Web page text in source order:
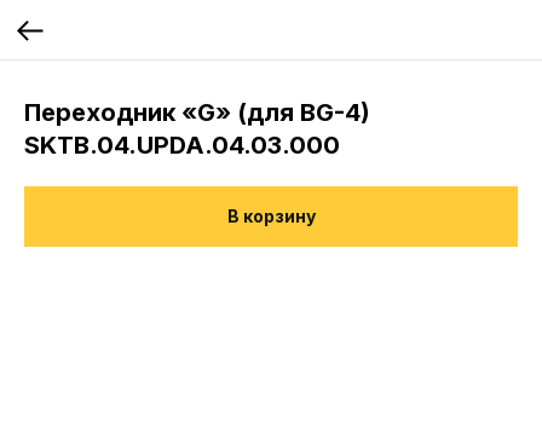
Переходник «G» (для BG-4)
SKTB.04.UPDA.04.03.000
В корзину